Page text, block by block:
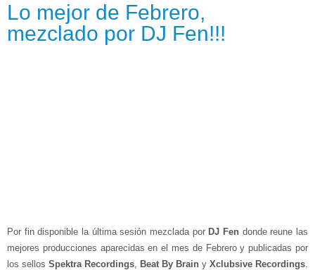
Lo mejor de Febrero,
mezclado por DJ Fen!!!
Por fin disponible la última sesión mezclada por DJ Fen donde reune las
mejores producciones aparecidas en el mes de Febrero y publicadas por
los sellos Spektra Recordings, Beat By Brain y Xclubsive Recordings.